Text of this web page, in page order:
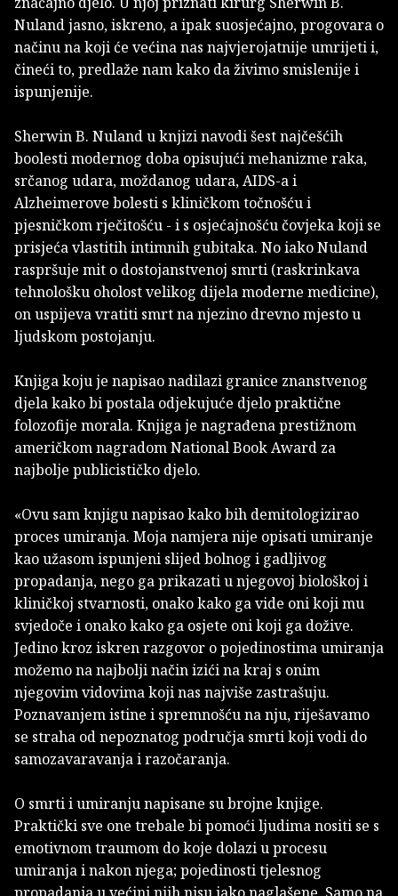
Nuland jasno, iskreno, a ipak suosjećajno, progovara o
načinu na koji će većina nas najvjerojatnije umrijeti i,
čineći to, predlaže nam kako da živimo smislenije i
ispunjenije.
Sherwin B. Nuland u knjizi navodi šest najčešćih
boolesti modernog doba opisujući mehanizme raka,
srčanog udara, moždanog udara, AIDS-a i
Alzheimerove bolesti s kliničkom točnošću i
pjesničkom rječitošću - i s osjećajnošću čovjeka koji se
prisjeća vlastitih intimnih gubitaka. No iako Nuland
raspršuje mit o dostojanstvenoj smrti (raskrinkava
tehnološku oholost velikog dijela moderne medicine),
on uspijeva vratiti smrt na njezino drevno mjesto u
ljudskom postojanju.
Knjiga koju je napisao nadilazi granice znanstvenog
djela kako bi postala odjekujuće djelo praktične
folozofije morala. Knjiga je nagrađena prestižnom
američkom nagradom National Book Award za
najbolje publicističko djelo.
«Ovu sam knjigu napisao kako bih demitologizirao
proces umiranja. Moja namjera nije opisati umiranje
kao užasom ispunjeni slijed bolnog i gadljivog
propadanja, nego ga prikazati u njegovoj biološkoj i
kliničkoj stvarnosti, onako kako ga vide oni koji mu
svjedoče i onako kako ga osjete oni koji ga dožive.
Jedino kroz iskren razgovor o pojedinostima umiranja
možemo na najbolji način izići na kraj s onim
njegovim vidovima koji nas najviše zastrašuju.
Poznavanjem istine i spremnošću na nju, riješavamo
se straha od nepoznatog područja smrti koji vodi do
samozavaravanja i razočaranja.
O smrti i umiranju napisane su brojne knjige.
Praktički sve one trebale bi pomoći ljudima nositi se s
emotivnom traumom do koje dolazi u procesu
umiranja i nakon njega; pojedinosti tjelesnog